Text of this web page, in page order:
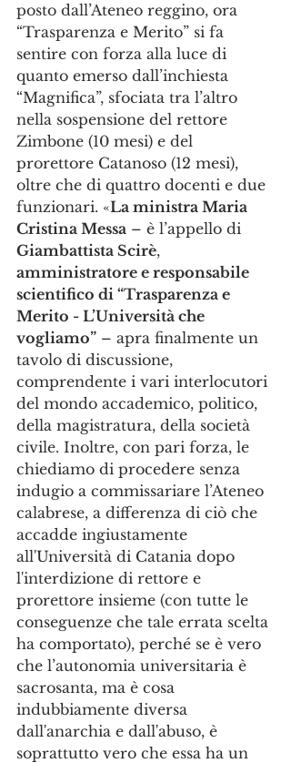
posto dall’Ateneo reggino, ora
“Trasparenza e Merito” si fa
sentire con forza alla luce di
quanto emerso dall’inchiesta
“Magnifica”, sfociata tra l’altro
nella sospensione del rettore
Zimbone (10 mesi) e del
prorettore Catanoso (12 mesi),
oltre che di quattro docenti e due
funzionari. «La ministra Maria
Cristina Messa – è l’appello di
Giambattista Scirè,
amministratore e responsabile
scientifico di “Trasparenza e
Merito - L’Università che
vogliamo” – apra finalmente un
tavolo di discussione,
comprendente i vari interlocutori
del mondo accademico, politico,
della magistratura, della società
civile. Inoltre, con pari forza, le
chiediamo di procedere senza
indugio a commissariare l’Ateneo
calabrese, a differenza di ciò che
accadde ingiustamente
all'Università di Catania dopo
l'interdizione di rettore e
prorettore insieme (con tutte le
conseguenze che tale errata scelta
ha comportato), perché se è vero
che l’autonomia universitaria è
sacrosanta, ma è cosa
indubbiamente diversa
dall'anarchia e dall'abuso, è
soprattutto vero che essa ha un